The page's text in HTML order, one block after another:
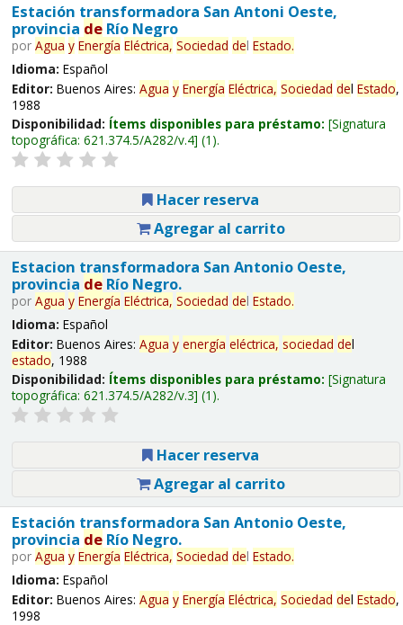
Estación transformadora San Antoni Oeste,
provincia deRío Negro
por Agua y Energía Eléctrica, Sociedad del Estado.
Idioma: Español
Editor: Buenos Aires: Agua y Energía Eléctrica, Sociedad del Estado,
1988
Disponibilidad: Ítems disponibles para préstamo: Signatura
topográfica: 621.374.5/A282/v.4 (1).
Hacer reserva
Agregar al carrito
Estacion transformadora San Antonio Oeste,
provincia deRío Negro.
por Agua y Energía Eléctrica, Sociedad del Estado.
Idioma: Español
Editor: Buenos Aires: Agua y energía eléctrica, sociedad del
estado, 1988
Disponibilidad: Ítems disponibles para préstamo: Signatura
topográfica: 621.374.5/A282/v.3 (1).
Hacer reserva
Agregar al carrito
Estación transformadora San Antonio Oeste,
provincia deRío Negro.
por Agua y Energía Eléctrica, Sociedad del Estado.
Idioma: Español
Editor: Buenos Aires: Agua y Energía Eléctrica, Sociedad del Estado,
1998